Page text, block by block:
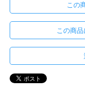
この
この商